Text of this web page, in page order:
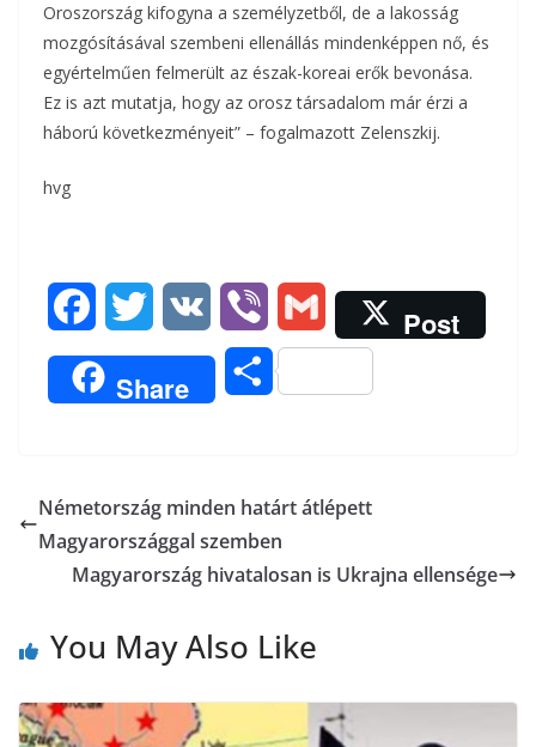
Oroszország kifogyna a személyzetből, de a lakosság
mozgósításával szembeni ellenállás mindenképpen nő, és
egyértelműen felmerült az észak-koreai erők bevonása.
Ez is azt mutatja, hogy az orosz társadalom már érzi a
háború következményeit” – fogalmazott Zelenszkij.
hvg
a
c
b
o
o
k
w
i
t
e
K
i
b
r
m
a
l
Post
Share
O
z
e
g
Németország minden határt átlépett
Magyarországgal szemben
Magyarország hivatalosan is Ukrajna ellensége
You May Also Like